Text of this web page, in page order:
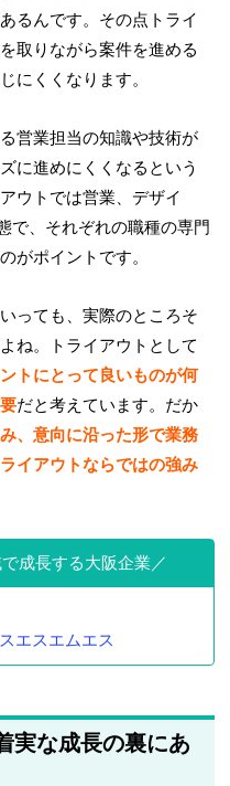
るんです。その点トライ
取りながら案件を進める
にくくなります。
営業担当の知識や技術が
に進めにくくなるという
ウトでは営業、デザイ
で、それぞれの職種の専門
がポイントです。
っても、実際のところそ
ね。トライアウトとして
トにとって良いものが何
だと考えています。だか
、意向に沿った形で業務
イアウトならではの強み
成長する大阪企業
エスエムエス
実な成長の裏にあ